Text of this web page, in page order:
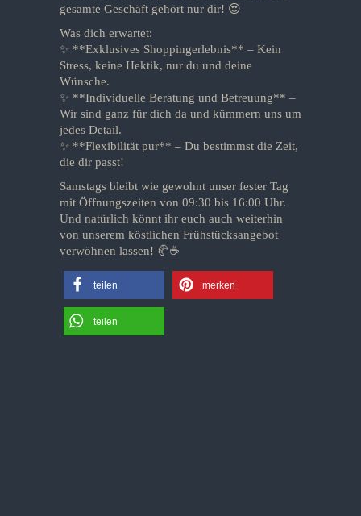
gesamte Geschäft gehört nur dir! 😍
Was dich erwartet:
✨ **Exklusives Shoppingerlebnis** – Kein
Stress, keine Hektik, nur du und deine
Wünsche.
✨ **Individuelle Beratung und Betreuung** –
Wir sind ganz für dich da und kümmern uns um
jedes Detail.
✨ **Flexibilität pur** – Du bestimmst die Zeit,
die dir passt!
Samstags bleibt wie gewohnt unser fester Tag
mit Öffnungszeiten von 09:30 bis 16:00 Uhr.
Und natürlich könnt ihr euch auch weiterhin
von unserem köstlichen Frühstücksangebot
verwöhnen lassen! 🥐☕
teilen merken
teilen